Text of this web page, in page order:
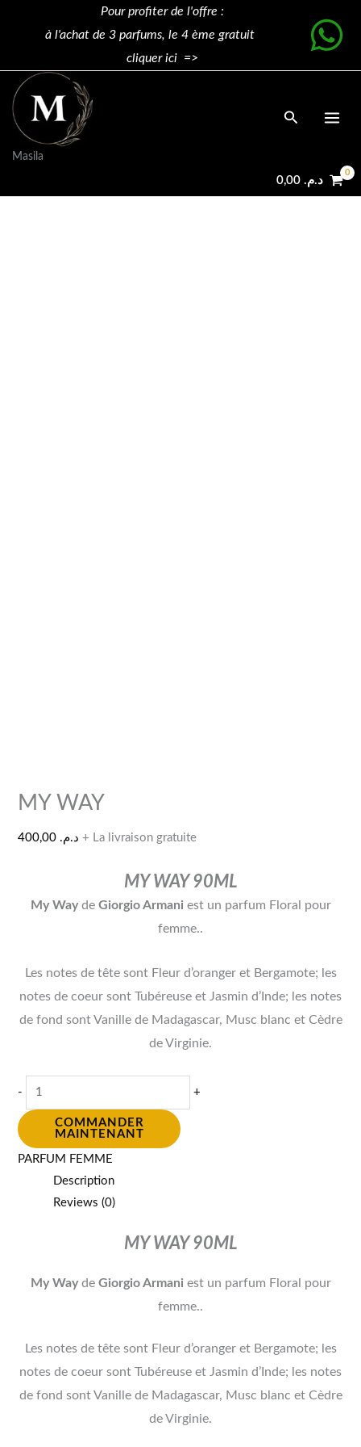
Pour profiter de l'offre :
à l'achat de 3 parfums, le 4 ème gratuit
cliquer ici =>
Masila
Rechercher
د.م.
MY WAY
د.م. + La livraison gratuite
MY WAY 90ML
My Wayde Giorgio Armani est un parfum Floral pour
femme..
Les notes de tête sont Fleur d’oranger et Bergamote; les
notes de coeur sont Tubéreuse et Jasmin d’Inde; les notes
de fond sont Vanille de Madagascar, Musc blanc et Cèdre
de Virginie.
-
WAY
+
COMMANDER
MAINTENANT
PARFUM FEMME
Description
Reviews (0)
MY WAY 90ML
My Wayde Giorgio Armani est un parfum Floral pour
femme..
Les notes de tête sont Fleur d’oranger et Bergamote; les
notes de coeur sont Tubéreuse et Jasmin d’Inde; les notes
de fond sont Vanille de Madagascar, Musc blanc et Cèdre
de Virginie.